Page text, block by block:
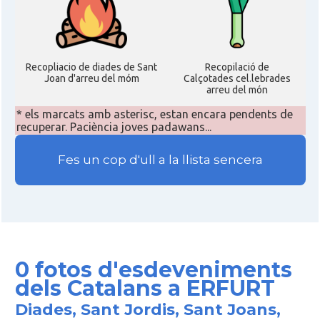
Recopliacio de diades de Sant
Joan d'arreu del móm
Recopilació de
Calçotades cel.lebrades
arreu del món
* els marcats amb asterisc, estan encara pendents de
recuperar. Paciència joves padawans...
Fes un cop d'ull a la llista sencera
0 fotos d'esdeveniments
dels Catalans a ERFURT
Diades, Sant Jordis, Sant Joans,